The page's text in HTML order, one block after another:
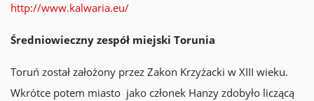
http://www.kalwaria.eu/
Średniowieczny zespół miejski Torunia
Toruń został założony przez Zakon Krzyżacki w XIII wieku.
Wkrótce potem miasto jako członek Hanzy zdobyło liczącą